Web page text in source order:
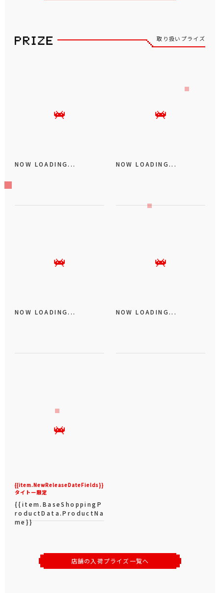
取り扱いプライズ
NOW LOADING... NOW LOADING...
NOW LOADING... NOW LOADING...
{{item.NewReleaseDateFields}}
タイトー限定
{{item.BaseShoppingP
roductData.ProductNa
me}}
店舗の入荷プライズ一覧へ